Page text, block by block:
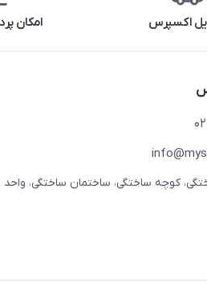
اکسپرس امکان
کوچه ساختگی، ساختمان ساختگی، واحد ۰۰